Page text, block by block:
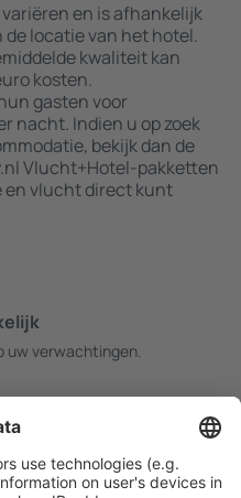
en is afhankelijk
locatie van het hotel.
kwaliteit kan
kosten.
gasten voor
nacht. Indien u op zoek
bekijk dan de
Vlucht+Hotel-pakketten
en vlucht direct kunt
uw verwachtingen.